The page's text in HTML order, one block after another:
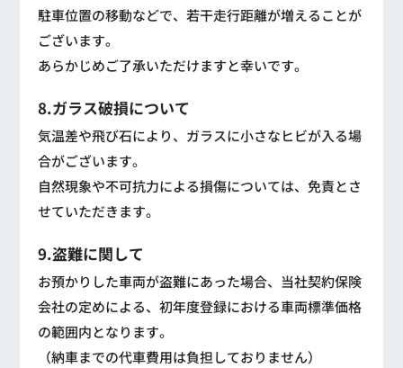
駐車位置の移動などで、若干走行距離が増えることが
ございます。
あらかじめご了承いただけますと幸いです。
8.ガラス破損について
気温差や飛び石により、ガラスに小さなヒビが入る場
合がございます。
自然現象や不可抗力による損傷については、免責とさ
せていただきます。
9.盗難に関して
お預かりした車両が盗難にあった場合、当社契約保険
会社の定めによる、初年度登録における車両標準価格
の範囲内となります。
（納車までの代車費用は負担しておりません）